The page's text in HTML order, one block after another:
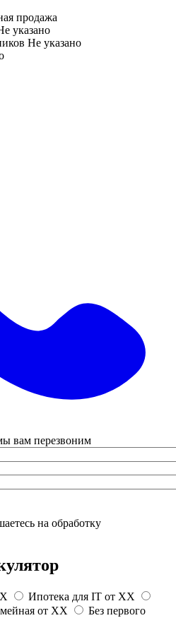
продажа
указано
Не указано
вам перезвоним
на обработку
Ипотека для IT от XX
от XX
Без первого